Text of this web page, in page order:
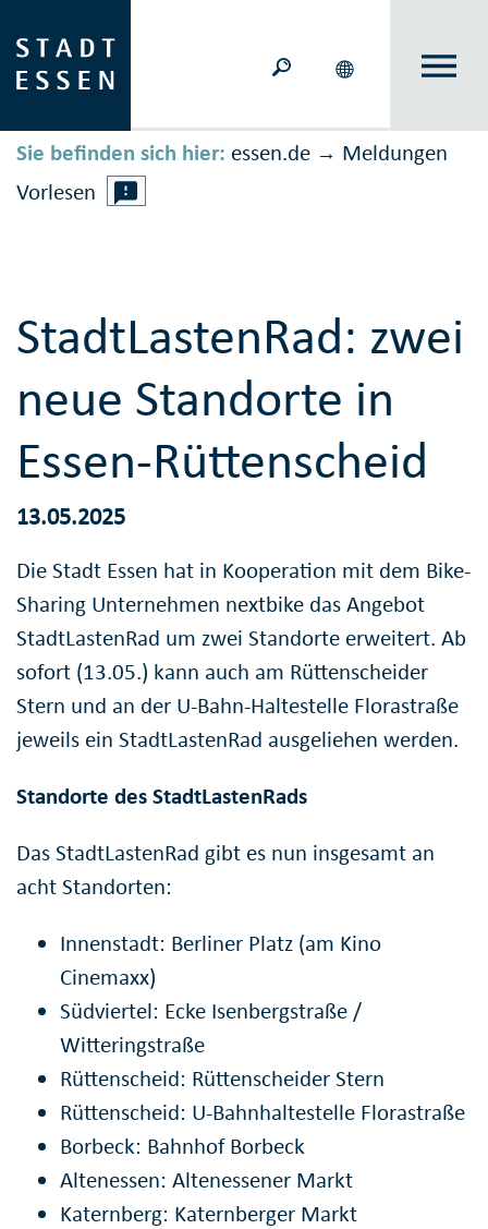
Sie befinden sich hier: essen.de → Meldungen
Vorlesen
StadtLastenRad: zwei
neue Standorte in
Essen-Rüttenscheid
13.05.2025
Die Stadt Essen hat in Kooperation mit dem Bike-
Sharing Unternehmen nextbike das Angebot
StadtLastenRad um zwei Standorte erweitert. Ab
sofort (13.05.) kann auch am Rüttenscheider
Stern und an der U-Bahn-Haltestelle Florastraße
jeweils ein StadtLastenRad ausgeliehen werden.
Standorte des StadtLastenRads
Das StadtLastenRad gibt es nun insgesamt an
acht Standorten:
Innenstadt: Berliner Platz (am Kino
Cinemaxx)
Südviertel: Ecke Isenbergstraße /
Witteringstraße
Rüttenscheid: Rüttenscheider Stern
Rüttenscheid: U-Bahnhaltestelle Florastraße
Borbeck: Bahnhof Borbeck
Altenessen: Altenessener Markt
Katernberg: Katernberger Markt